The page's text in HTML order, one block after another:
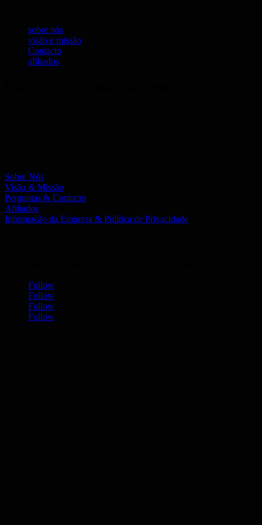
sobre nós
visão e missão
Contacto
afiliados
Sobre Nós
Visão & Missão
Perguntas & Contacto
Afiliados
Informação da Empresa & Política de Privacidade
Follow
Follow
Follow
Follow